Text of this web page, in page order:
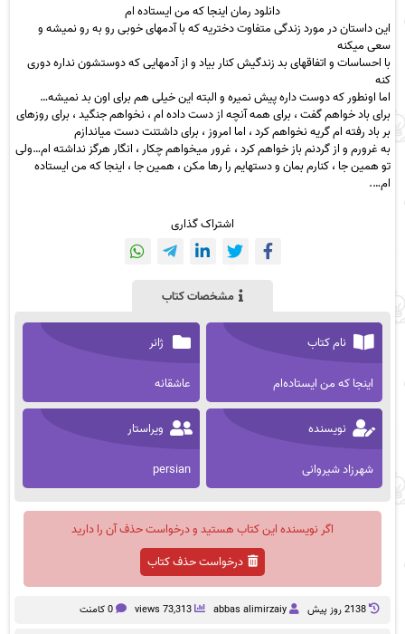
دانلود رمان اینجا که من ایستاده ام
این داستان در مورد زندگی متفاوت دختریه که با آدمهای خوبی رو به رو نمیشه و
سعی میکنه
با احساسات و اتفاقهای بد زندگیش کنار بیاد و از آدمهایی که دوستشون نداره دوری
کنه
اما اونطور که دوست داره پیش نمیره و البته این خیلی هم برای اون بد نمیشه…
برای باد خواهم گفت ، برای همه آنچه از دست داده ام ، نخواهم جنگید ، برای روزهای
بر باد رفته ام گریه نخواهم کرد ، اما امروز ، برای داشتنت دست میاندازم
به غرورم و از گردنم باز خواهم کرد ، غرور میخواهم چکار ، انگار هرگز نداشته ام…ولی
تو همین جا ، کنارم بمان و دستهایم را رها مکن ، همین جا ، اینجا که من ایستاده
ام….
اشتراک گذاری
مشخصات کتاب
نام کتاب
اینجا که من ایستاده‌ام
ژانر
عاشقانه
نویسنده
شهرزاد شیروانی
ویراستار
persian
اگر نویسنده این کتاب هستید و درخواست حذف آن را دارید
درخواست حذف کتاب
2138 روز پيش abbas alimirzaiy
73,313 views 0 کامنت